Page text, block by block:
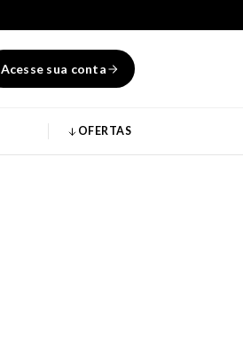
Acesse sua conta
OFERTAS